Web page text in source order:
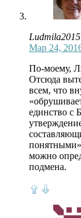
Мар 24,
По-моему,
Отсюда
всем, что
единство с
можно
подмена.